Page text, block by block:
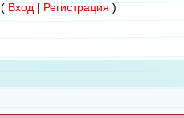
( Вход | Регистрация )